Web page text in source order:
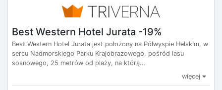
Best Western Hotel Jurata -19%
Best Western Hotel Jurata jest położony na Półwyspie Helskim, w
sercu Nadmorskiego Parku Krajobrazowego, pośród lasu
sosnowego, 25 metrów od plaży, na którą...
więcej